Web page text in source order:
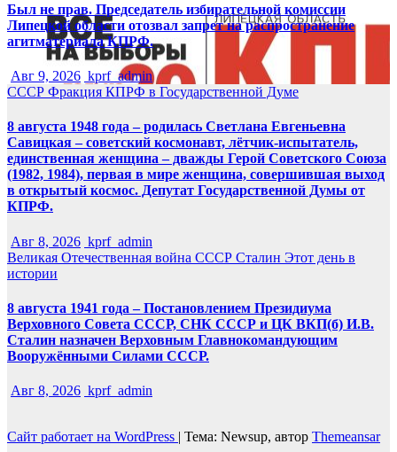
Был не прав. Председатель избирательной комиссии
Липецкой области отозвал запрет на распространение
агитматериала КПРФ.
Авг 9, 2026 kprf_admin
СССР Фракция КПРФ в Государственной Думе
8 августа 1948 года – родилась Светлана Евгеньевна
Савицкая – советский космонавт, лётчик-испытатель,
единственная женщина – дважды Герой Советского Союза
(1982, 1984), первая в мире женщина, совершившая выход
в открытый космос. Депутат Государственной Думы от
КПРФ.
Авг 8, 2026 kprf_admin
Великая Отечественная война СССР Сталин Этот день в
истории
8 августа 1941 года – Постановлением Президиума
Верховного Совета СССР, СНК СССР и ЦК ВКП(б) И.В.
Сталин назначен Верховным Главнокомандующим
Вооружёнными Силами СССР.
Авг 8, 2026 kprf_admin
Сайт работает на WordPress | Тема: Newsup, автор Themeansar